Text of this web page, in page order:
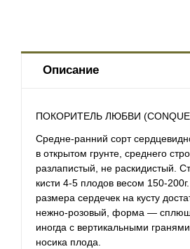
Описание
ПОКОРИТЕЛЬ ЛЮБВИ
Средне-ранний сорт
в открытом грунте, среднего
разлапистый, не раскидистый.
кисти 4-5 плодов весом 150-
размера сердечек на кусту
нежно-розовый, форма —
иногда с вертикальными
носика плода.